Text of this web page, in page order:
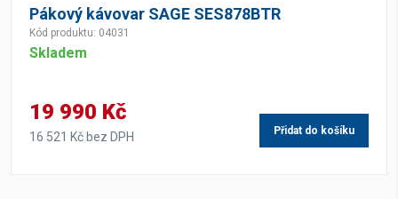
Pákový kávovar SAGE SES878BTR
Kód produktu: 04031
Skladem
19 990 Kč
16 521 Kč bez DPH Přidat do košíku